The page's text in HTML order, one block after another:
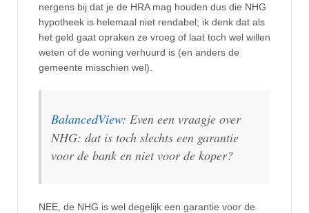
nergens bij dat je de HRA mag houden dus die NHG
hypotheek is helemaal niet rendabel; ik denk dat als
het geld gaat opraken ze vroeg of laat toch wel willen
weten of de woning verhuurd is (en anders de
gemeente misschien wel).
BalancedView: Even een vraagje over
NHG: dat is toch slechts een garantie
voor de bank en niet voor de koper?
NEE, de NHG is wel degelijk een garantie voor de